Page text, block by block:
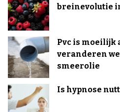
breinevolutie
Pvc is moeilijk
veranderen
smeerolie
Is hypnose